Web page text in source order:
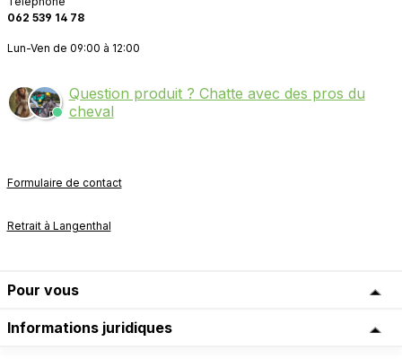
062 539 14 78
Lun-Ven de 09:00 à 12:00
Question produit ? Chatte avec des pros du
cheval
Formulaire de contact
Retrait à Langenthal
Pour vous
Informations juridiques